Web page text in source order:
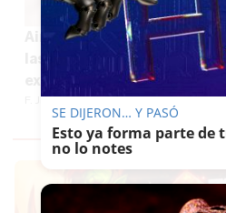
Ainhoa Caballero vuelve a
las secuelas de una brutal
expareja
F. JIMÉNEZ
SE DIJERON… Y PASÓ
Esto ya forma parte de
no lo notes